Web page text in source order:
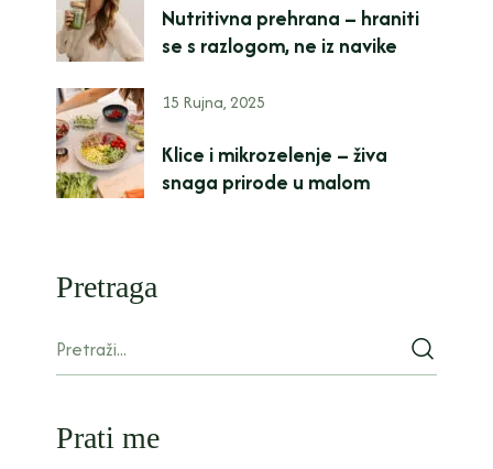
Nutritivna prehrana – hraniti
se s razlogom, ne iz navike
15 Rujna, 2025
Klice i mikrozelenje – živa
snaga prirode u malom
Pretraga
Prati me